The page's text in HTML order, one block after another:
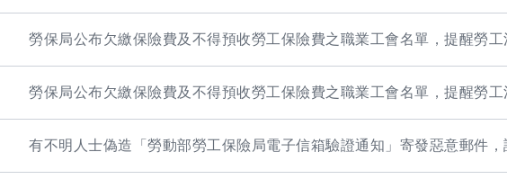
勞保局公布欠繳保險費及不得預收勞工保險費之職業工會名單，提醒勞
勞保局公布欠繳保險費及不得預收勞工保險費之職業工會名單，提醒勞
有不明人士偽造「勞動部勞工保險局電子信箱驗證通知」寄發惡意郵件